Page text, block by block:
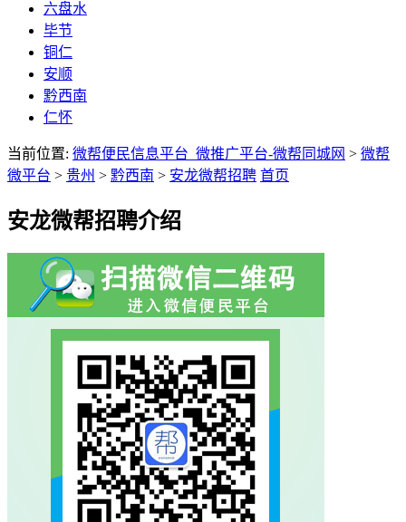
六盘水
毕节
铜仁
安顺
黔西南
仁怀
当前位置: 微帮便民信息平台_微推广平台-微帮同城网 > 微帮
微平台 > 贵州 > 黔西南 > 安龙微帮招聘 首页
安龙微帮招聘介绍